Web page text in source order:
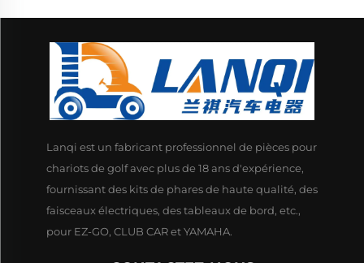
Lanqi est un fabricant professionnel de pièces pour
chariots de golf avec plus de 18 ans d'expérience,
fournissant des kits de phares de haute qualité, des
faisceaux électriques, des tableaux de bord, etc.,
pour EZ-GO, CLUB CAR et YAMAHA.